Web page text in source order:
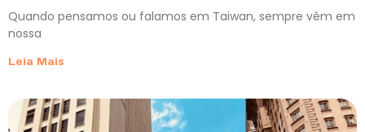
Quando pensamos ou falamos em Taiwan, sempre vêm em
nossa
Leia Mais